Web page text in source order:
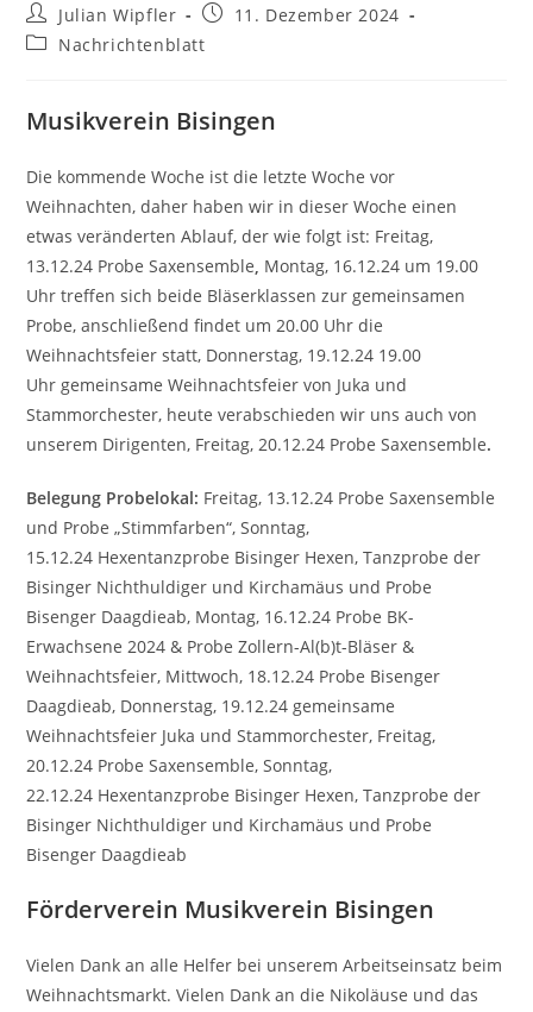
Beitrags-
Autor:
Julian Wipfler
Beitrag
veröffentlicht:
11. Dezember 2024
Beitrags-
Nachrichtenblatt
Musikverein Bisingen
Die kommende Woche ist die letzte Woche vor
Weihnachten, daher haben wir in dieser Woche einen
etwas veränderten Ablauf, der wie folgt ist: Freitag,
13.12.24 Probe Saxensemble, Montag, 16.12.24 um 19.00
Uhr treffen sich beide Bläserklassen zur gemeinsamen
Probe, anschließend findet um 20.00 Uhr die
Weihnachtsfeier statt, Donnerstag, 19.12.24 19.00
Uhr gemeinsame Weihnachtsfeier von Juka und
Stammorchester, heute verabschieden wir uns auch von
unserem Dirigenten, Freitag, 20.12.24 Probe Saxensemble.
Belegung Probelokal: Freitag, 13.12.24 Probe Saxensemble
und Probe „Stimmfarben“, Sonntag,
15.12.24 Hexentanzprobe Bisinger Hexen, Tanzprobe der
Bisinger Nichthuldiger und Kirchamäus und Probe
Bisenger Daagdieab, Montag, 16.12.24 Probe BK-
Erwachsene 2024 & Probe Zollern-Al(b)t-Bläser &
Weihnachtsfeier, Mittwoch, 18.12.24 Probe Bisenger
Daagdieab, Donnerstag, 19.12.24 gemeinsame
Weihnachtsfeier Juka und Stammorchester, Freitag,
20.12.24 Probe Saxensemble, Sonntag,
22.12.24 Hexentanzprobe Bisinger Hexen, Tanzprobe der
Bisinger Nichthuldiger und Kirchamäus und Probe
Bisenger Daagdieab
Förderverein Musikverein Bisingen
Vielen Dank an alle Helfer bei unserem Arbeitseinsatz beim
Weihnachtsmarkt. Vielen Dank an die Nikoläuse und das